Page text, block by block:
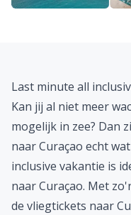
Last minute all
Kan jij al niet meer
mogelijk in zee? Dan
naar Curaçao echt
inclusive vakantie is
naar Curaçao. Met
de vliegtickets naar